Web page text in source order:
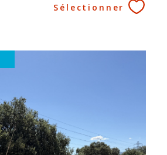
Sélectionner